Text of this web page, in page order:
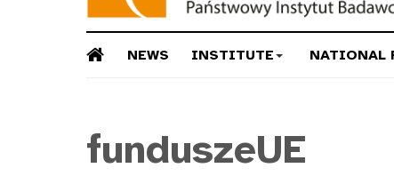
NEWS INSTITUTE NATIONAL
funduszeUE